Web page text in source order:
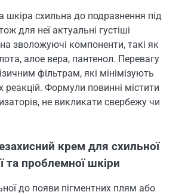
шкіра схильна до подразнення під
для неї актуальні густіші
на зволожуючі компоненти, такі як
алое вера, пантенол. Перевагу
фільтрам, які мінімізують
реакцій. Формули повинні містити
не викликати свербежу чи
крем для схильної
та проблемної шкіри
до появи пігментних плям або